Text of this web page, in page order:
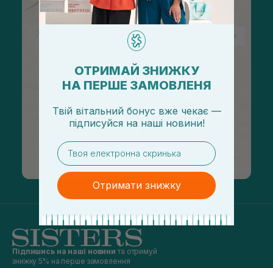
Підпишись на наші новини та отримуй
знижку 5% на перше замовлення
ОТРИМАЙ ЗНИЖКУ
НА ПЕРШЕ ЗАМОВЛЕНЯ
Твій вітальний бонус вже чекає —
підписуйся на наші новини!
email
Отримати знижку